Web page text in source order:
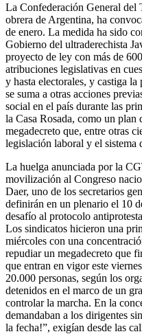
La Confederación General
obrera de Argentina, ha
de enero. La medida ha sido
Gobierno del ultraderechista
proyecto de ley con más de
atribuciones legislativas en
y hasta electorales, y castiga
se suma a otras acciones
social en el país durante las
la Casa Rosada, como un plan
megadecreto que, entre otras
legislación laboral y el sistema
La huelga anunciada por la
movilización al Congreso
Daer, uno de los secretarios
definirán en un plenario el 10
desafío al protocolo
Los sindicatos hicieron una
miércoles con una
repudiar un megadecreto que
que entran en vigor este
20.000 personas, según los
detenidos en el marco de un
controlar la marcha. En la
demandaban a los dirigentes
la fecha!”, exigían desde las